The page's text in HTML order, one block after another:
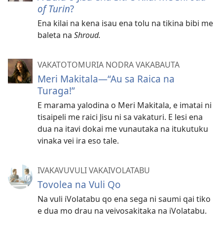
of Turin?
Ena kilai na kena isau ena tolu na tikina bibi me
baleta na Shroud.
VAKATOTOMURIA NODRA VAKABAUTA
Meri Makitala​—“Au sa Raica na
Turaga!”
E marama yalodina o Meri Makitala, e imatai ni
tisaipeli me raici Jisu ni sa vakaturi. E lesi ena
dua na itavi dokai me vunautaka na itukutuku
vinaka vei ira eso tale.
IVAKAVUVULI VAKAIVOLATABU
Tovolea na Vuli Qo
Na vuli iVolatabu qo ena sega ni saumi qai tiko
e dua mo drau na veivosakitaka na iVolatabu.